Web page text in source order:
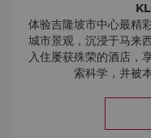
170 家零售及娱乐商
OK 与餐饮，这
乐天广场深受本地居
名，聚集各种地道的马
体验吉隆坡市中心最精
城市景观，沉浸于马来
入住屡获殊荣的酒店，
索科学，并被
KLCC）、马来西亚
PETRONAS）、